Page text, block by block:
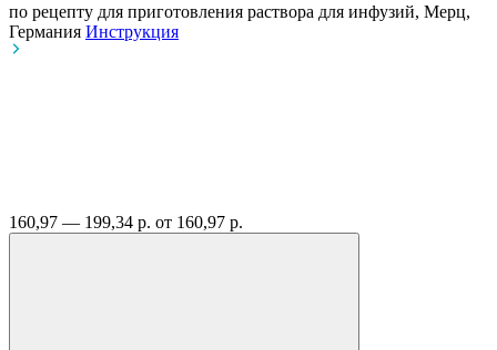
по рецепту для приготовления раствора для инфузий, Мерц,
Германия Инструкция
160,97 — 199,34 р. от 160,97 р.